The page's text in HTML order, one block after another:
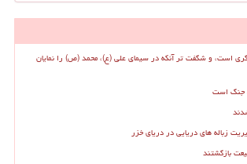
است، و شگفت تر آنکه در سیمای علی (ع)، محمد (ص) را نمایان
جنگ است
زباله های دریایی در دریای خزر